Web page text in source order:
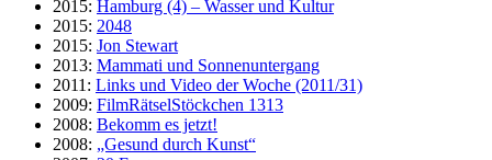
2015: Hamburg (4) – Wasser und Kultur
2015: 2048
2015: Jon Stewart
2013: Mammati und Sonnenuntergang
2011: Links und Video der Woche (2011/31)
2009: FilmRätselStöckchen 1313
2008: Bekomm es jetzt!
2008: „Gesund durch Kunst“